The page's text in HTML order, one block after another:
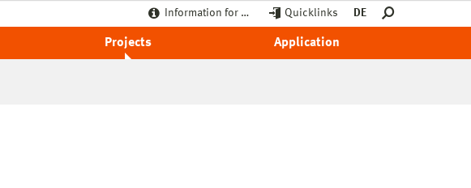
Information for … Quicklinks DE
Projects Application